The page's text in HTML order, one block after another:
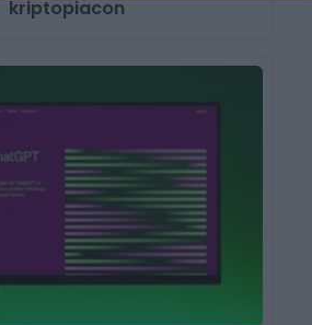
kriptopiacon